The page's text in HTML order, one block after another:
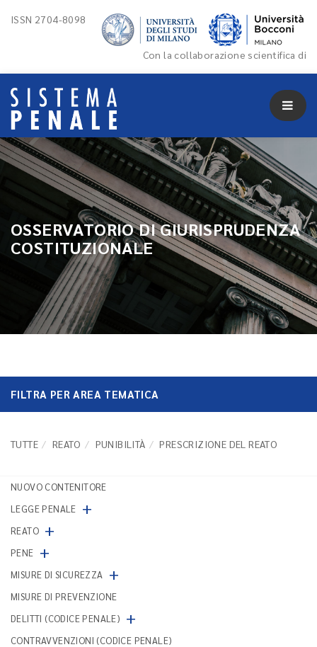
ISSN 2704-8098
Con la collaborazione scientifica di
OSSERVATORIO DI GIURISPRUDENZA
COSTITUZIONALE
FILTRA PER AREA TEMATICA
TUTTE REATO PUNIBILITÀ PRESCRIZIONE DEL REATO
NUOVO CONTENITORE
LEGGE PENALE +
REATO +
PENE +
MISURE DI SICUREZZA +
MISURE DI PREVENZIONE
DELITTI (CODICE PENALE) +
CONTRAVVENZIONI (CODICE PENALE)